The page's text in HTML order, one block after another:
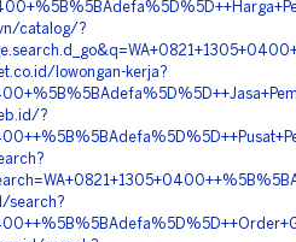
catalog/?
lowongan-kerja?
?
search?